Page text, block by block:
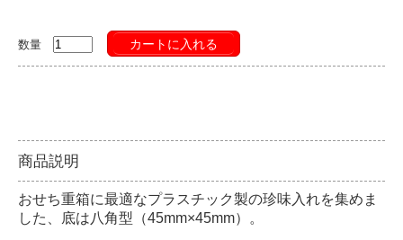
数量 カートに入れる
商品説明
おせち重箱に最適なプラスチック製の珍味入れを集めま
した、底は八角型（45mm×45mm）。